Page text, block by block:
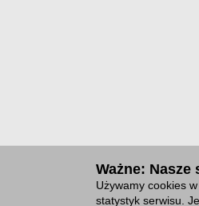
Ważne:
Używamy cookies
statystyk serwisu.